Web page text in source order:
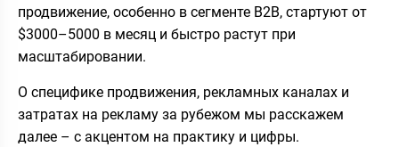
продвижение, особенно в сегменте B2B, стартуют от
$3000–5000 в месяц и быстро растут при
масштабировании.
О специфике продвижения, рекламных каналах и
затратах на рекламу за рубежом мы расскажем
далее – с акцентом на практику и цифры.